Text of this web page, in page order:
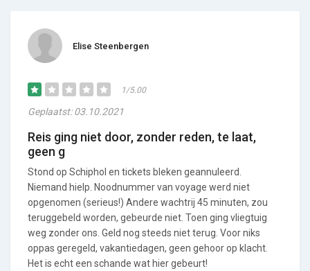
Elise Steenbergen
1/5.00
Geplaatst: 03.10.2021
Reis ging niet door, zonder reden, te laat,
geen g
Stond op Schiphol en tickets bleken geannuleerd.
Niemand hielp. Noodnummer van voyage werd niet
opgenomen (serieus!) Andere wachtrij 45 minuten, zou
teruggebeld worden, gebeurde niet. Toen ging vliegtuig
weg zonder ons. Geld nog steeds niet terug. Voor niks
oppas geregeld, vakantiedagen, geen gehoor op klacht.
Het is echt een schande wat hier gebeurt!